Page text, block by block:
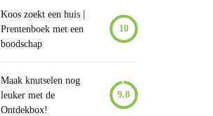
Koos zoekt een huis |
Prentenboek met een
boodschap
10
Maak knutselen nog
leuker met de
Ontdekbox!
9.8